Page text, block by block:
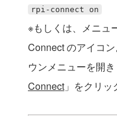
rpi-connect on
※もしくは、メニュ
Connect のアイコ
ウンメニューを開
Connect 」をクリッ